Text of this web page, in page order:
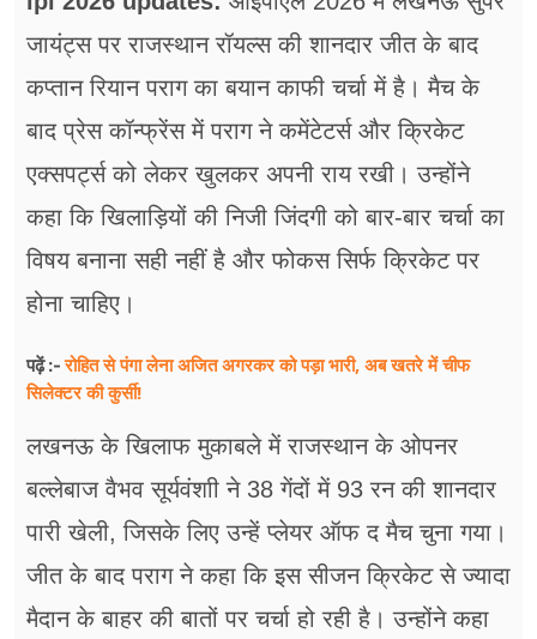
जायंट्स पर राजस्थान रॉयल्स की शानदार जीत के बाद
कप्तान रियान पराग का बयान काफी चर्चा में है। मैच के
बाद प्रेस कॉन्फ्रेंस में पराग ने कमेंटेटर्स और क्रिकेट
एक्सपर्ट्स को लेकर खुलकर अपनी राय रखी। उन्होंने
कहा कि खिलाड़ियों की निजी जिंदगी को बार-बार चर्चा का
विषय बनाना सही नहीं है और फोकस सिर्फ क्रिकेट पर
होना चाहिए।
पढ़ें :-रोहित से पंगा लेना अजित अगरकर को पड़ा भारी, अब खतरे में चीफ
सिलेक्टर की कुर्सी!
लखनऊ के खिलाफ मुकाबले में राजस्थान के ओपनर
बल्लेबाज वैभव सूर्यवंशाी ने 38 गेंदों में 93 रन की शानदार
पारी खेली, जिसके लिए उन्हें प्लेयर ऑफ द मैच चुना गया।
जीत के बाद पराग ने कहा कि इस सीजन क्रिकेट से ज्यादा
मैदान के बाहर की बातों पर चर्चा हो रही है। उन्होंने कहा